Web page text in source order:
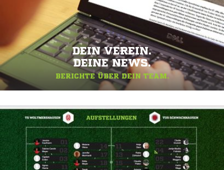
DEIN VEREIN.
DEINE NEWS.
BERICHTE ÜBER DEIN TEAM.